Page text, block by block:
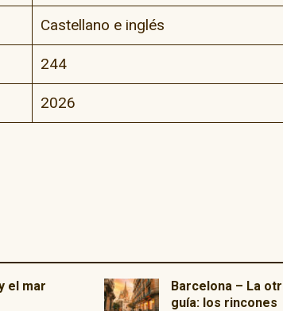
Castellano e inglés
244
2026
el mar
Barcelona – La
guía: los rincones